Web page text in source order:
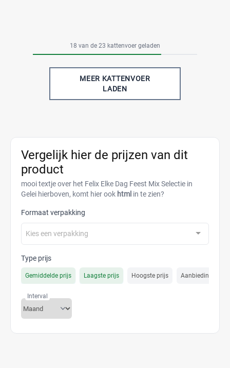
18 van de 23 kattenvoer geladen
MEER KATTENVOER
LADEN
Vergelijk hier de prijzen van dit
product
mooi textje over het Felix Elke Dag Feest Mix Selectie in
Gelei hierboven, komt hier ook html in te zien?
Formaat verpakking
Kies een verpakking
Type prijs
Gemiddelde prijs Laagste prijs Hoogste prijs Aanbiedings prijs
Interval